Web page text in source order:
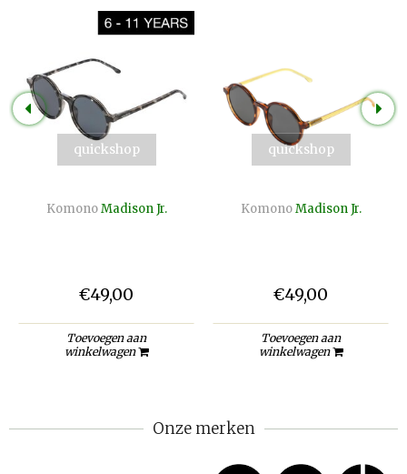
quickshop
Komono Madison Jr.
€49,00
Toevoegen aan
winkelwagen
quickshop
Komono Madison Jr.
€49,00
Toevoegen aan
winkelwagen
Onze merken